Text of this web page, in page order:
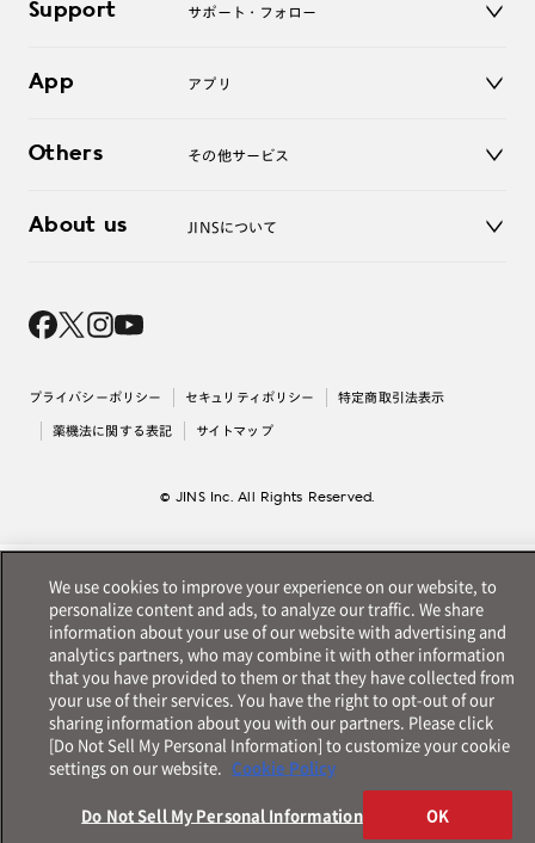
アクセサリー
ログアウト
Support サポート・フォロー
よくあるご質問
お問い合わせ
App アプリ
Others その他サービス
レンズ交換
About us JINSについて
採用情報
出店について
プライバシーポリシー セキュリティポリシー 特定商取引法表示
薬機法に関する表記 サイトマップ
© JINS Inc. All Rights Reserved.
We use cookies to improve your experience on our website, to
personalize content and ads, to analyze our traffic. We share
information about your use of our website with advertising and
analytics partners, who may combine it with other information
that you have provided to them or that they have collected from
your use of their services. You have the right to opt-out of our
sharing information about you with our partners. Please click
[Do Not Sell My Personal Information] to customize your cookie
settings on our website. Cookie Policy
Do Not Sell My Personal Information OK